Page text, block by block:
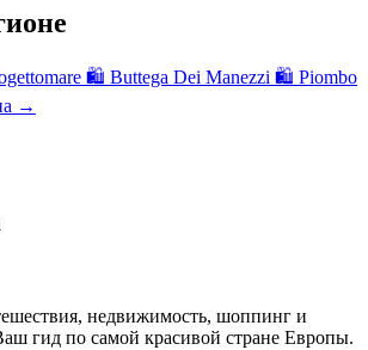
🛍 Buttega Dei Manezzi 🛍 Piombo
→
недвижимость, шоппинг и
гид по самой красивой стране Европы.